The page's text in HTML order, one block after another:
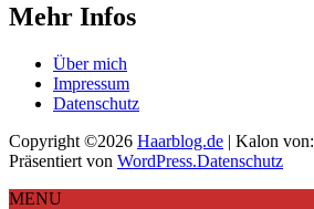
Mehr Infos
Über mich
Impressum
Datenschutz
Copyright ©2026 Haarblog.de | Kalon von:
Präsentiert von WordPress.Datenschutz
MENU